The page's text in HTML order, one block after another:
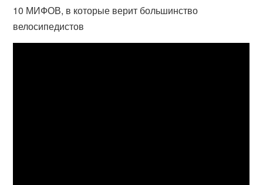
10 МИФОВ, в которые верит большинство
велосипедистов